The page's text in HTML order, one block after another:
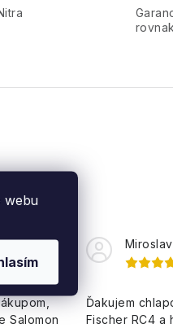
webu
Salomon
Ďakujem
Fischer RC4 a